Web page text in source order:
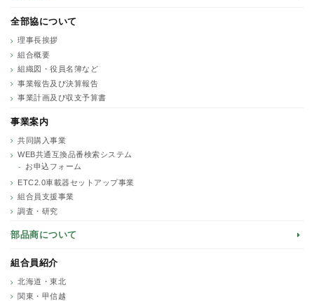
全部協について
理事長挨拶
組合概要
組織図・役員名簿など
事業報告及び決算報告
事業計画及び収支予算書
事業案内
共同購入事業
WEB共通互換品番検索システム
お申込フォーム
ETC2.0車載器セットアップ事業
組合員支援事業
調査・研究
部品商について
組合員紹介
北海道・東北
関東・甲信越